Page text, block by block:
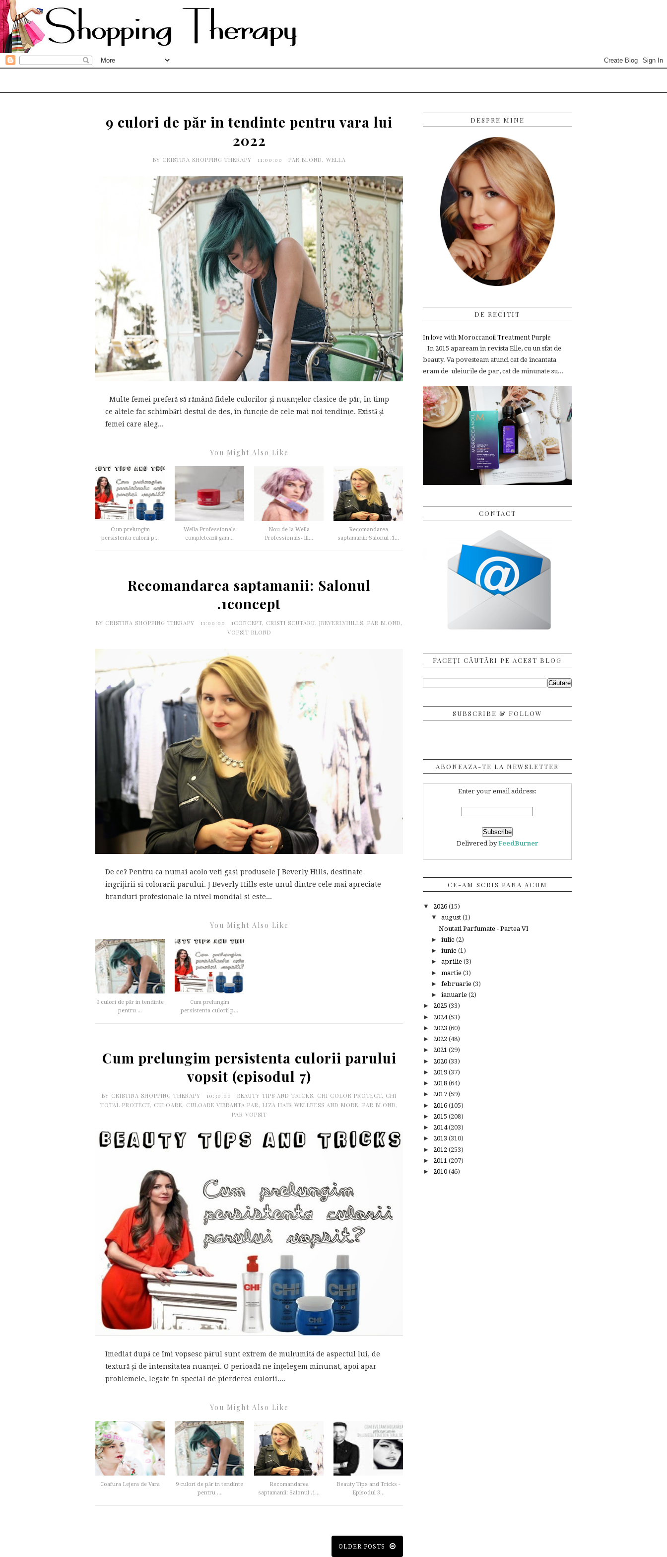
9 culori de păr in tendinte pentru vara lui
2022
BY CRISTINA SHOPPING THERAPY 11:00:00 PAR BLOND, WELLA
Multe femei preferă să rămână fidele culorilor și nuanțelor clasice de păr, în timp
ce altele fac schimbări destul de des, în funcție de cele mai noi tendințe. Există și
femei care aleg...
You Might Also Like
Cum prelungim
persistenta culorii p...
Wella Professionals
completează gam...
Nou de la Wella
Professionals- Ill...
Recomandarea
saptamanii: Salonul .1...
Recomandarea saptamanii: Salonul
.1concept
BY CRISTINA SHOPPING THERAPY 11:00:00 1CONCEPT, CRISTI SCUTARU, JBEVERLYHILLS, PAR BLOND,
VOPSIT BLOND
De ce? Pentru ca numai acolo veti gasi produsele J Beverly Hills, destinate
ingrijirii si colorarii parului. J Beverly Hills este unul dintre cele mai apreciate
branduri profesionale la nivel mondial si este...
You Might Also Like
9 culori de păr in tendinte
pentru ...
Cum prelungim
persistenta culorii p...
Cum prelungim persistenta culorii parului
vopsit (episodul 7)
BY CRISTINA SHOPPING THERAPY 10:30:00 BEAUTY TIPS AND TRICKS, CHI COLOR PROTECT, CHI
TOTAL PROTECT, CULOARE, CULOARE VIBRANTA PAR, LIZA HAIR WELLNESS AND MORE, PAR BLOND,
PAR VOPSIT
Imediat după ce îmi vopsesc părul sunt extrem de mulțumită de aspectul lui, de
textură și de intensitatea nuanței. O perioadă ne înțelegem minunat, apoi apar
problemele, legate în special de pierderea culorii....
You Might Also Like
Coafura Lejera de Vara
9 culori de păr in tendinte
pentru ...
Recomandarea
saptamanii: Salonul .1...
Beauty Tips and Tricks -
Episodul 3...
OLDER POSTS
DESPRE MINE
DE RECITIT
In love with Moroccanoil Treatment Purple
In 2015 apaream in revista Elle, cu un sfat de
beauty. Va povesteam atunci cat de incantata
eram de uleiurile de par, cat de minunate su...
CONTACT
FACEȚI CĂUTĂRI PE ACEST BLOG
SUBSCRIBE & FOLLOW
ABONEAZA-TE LA NEWSLETTER
Enter your email address:
Delivered byFeedBurner
CE-AM SCRIS PANA ACUM
▼ 2026 (15)
▼ august (1)
Noutati Parfumate - Partea VI
► iulie (2)
► iunie (1)
► aprilie (3)
► martie (3)
► februarie (3)
► ianuarie (2)
► 2025 (33)
► 2024(53)
► 2023 (60)
► 2022 (48)
► 2021 (29)
► 2020 (33)
► 2019 (37)
► 2018 (64)
► 2017 (59)
► 2016 (105)
► 2015 (208)
► 2014(203)
► 2013 (310)
► 2012 (253)
► 2011 (207)
► 2010 (46)